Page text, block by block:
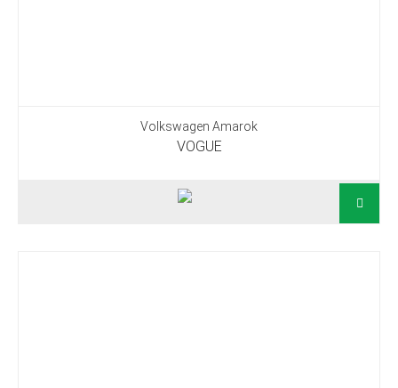
Volkswagen Amarok
VOGUE